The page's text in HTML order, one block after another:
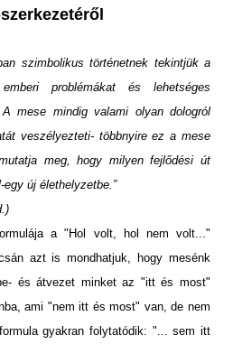
szimbolikus történetnek tekintjük a
problémákat és lehetséges
mese mindig valami olyan dologról
veszélyezteti- többnyire ez a mese
meg, hogy milyen fejlődési út
új élethelyzetbe.”
a "Hol volt, hol nem volt..."
azt is mondhatjuk, hogy mesénk
és átvezet minket az "itt és most"
ami "nem itt és most" van, de nem
gyakran folytatódik: "... sem itt